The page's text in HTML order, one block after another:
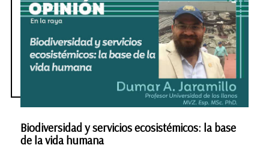
Biodiversidad y servicios ecosistémicos: la base
de la vida humana